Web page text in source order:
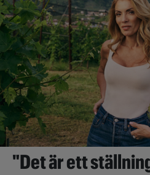
"Det är ett